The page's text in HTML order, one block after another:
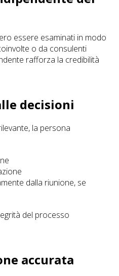
essere esaminati in modo
o da consulenti
rafforza la credibilità
decisioni
la persona
dalla riunione, se
del processo
accurata